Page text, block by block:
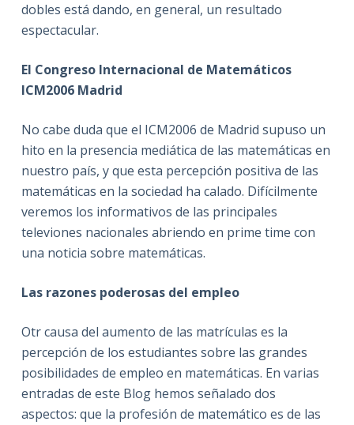
dobles está dando, en general, un resultado
espectacular.
El Congreso Internacional de Matemáticos
ICM2006 Madrid
No cabe duda que el ICM2006 de Madrid supuso un
hito en la presencia mediática de las matemáticas en
nuestro país, y que esta percepción positiva de las
matemáticas en la sociedad ha calado. Difícilmente
veremos los informativos de las principales
televiones nacionales abriendo en prime time con
una noticia sobre matemáticas.
Las razones poderosas del empleo
Otr causa del aumento de las matrículas es la
percepción de los estudiantes sobre las grandes
posibilidades de empleo en matemáticas. En varias
entradas de este Blog hemos señalado dos
aspectos: que la profesión de matemático es de las